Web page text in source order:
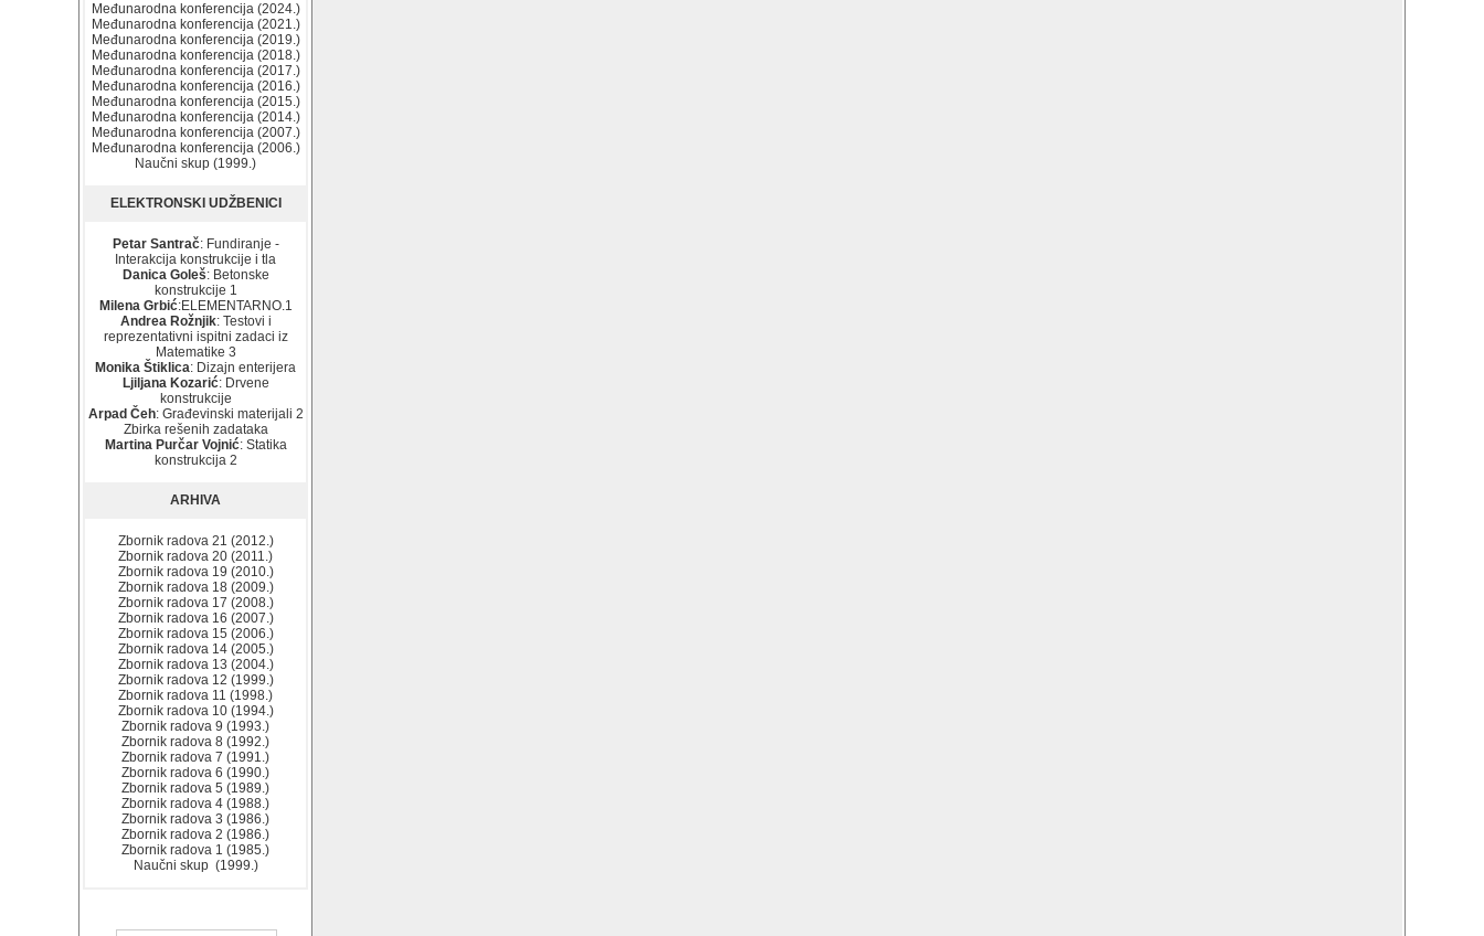
Međunarodna konferencija (2024.)
Međunarodna konferencija (2021.)
Međunarodna konferencija (2019.)
Međunarodna konferencija (2018.)
Međunarodna konferencija (2017.)
Međunarodna konferencija (2016.)
Međunarodna konferencija (2015.)
Međunarodna konferencija (2014.)
Međunarodna konferencija (2007.)
Međunarodna konferencija (2006.)
Naučni skup (1999.)
ELEKTRONSKI UDŽBENICI
Petar Santrač: Fundiranje -
Interakcija konstrukcije i tla
Danica Goleš: Betonske
konstrukcije 1
Milena Grbić:ELEMENTARNO.1
Andrea Rožnjik: Testovi i
reprezentativni ispitni zadaci iz
Matematike 3
Monika Štiklica: Dizajn enterijera
Ljiljana Kozarić: Drvene
konstrukcije
Arpad Čeh: Građevinski materijali 2
Zbirka rešenih zadataka
Martina Purčar Vojnić: Statika
konstrukcija 2
ARHIVA
Zbornik radova 21 (2012.)
Zbornik radova 20 (2011.)
Zbornik radova 19 (2010.)
Zbornik radova 18 (2009.)
Zbornik radova 17 (2008.)
Zbornik radova 16 (2007.)
Zbornik radova 15 (2006.)
Zbornik radova 14 (2005.)
Zbornik radova 13 (2004.)
Zbornik radova 12 (1999.)
Zbornik radova 11 (1998.)
Zbornik radova 10 (1994.)
Zbornik radova 9 (1993.)
Zbornik radova 8 (1992.)
Zbornik radova 7 (1991.)
Zbornik radova 6 (1990.)
Zbornik radova 5 (1989.)
Zbornik radova 4 (1988.)
Zbornik radova 3 (1986.)
Zbornik radova 2 (1986.)
Zbornik radova 1 (1985.)
Naučni skup (1999.)